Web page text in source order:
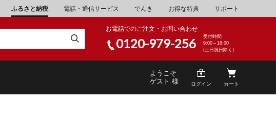
ふるさと納税 電話・通信サービス でんき お得な特典 サポート
お電話でのご注文・お問い合わせ
0120-979-256
受付時間
9:00～18:00
(土日祝日除く)
ようこそ
ゲスト 様
ログイン カート